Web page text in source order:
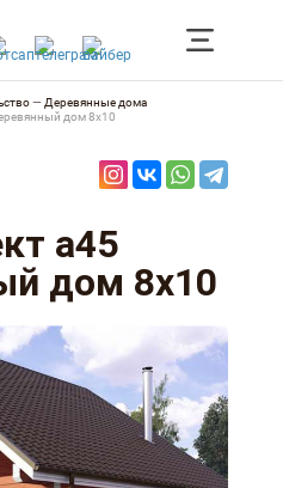
— Деревянные дома
дом 8х10
а45
дом 8х10